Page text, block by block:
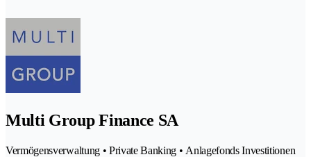
Multi Group Finance SA
Vermögensverwaltung • Private Banking • Anlagefonds Investitionen